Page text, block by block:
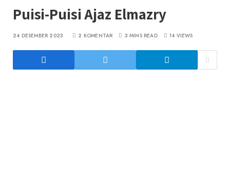
Puisi-Puisi Ajaz Elmazry
24 DESEMBER 2023 2 KOMENTAR 3 MINS READ 14 VIEWS